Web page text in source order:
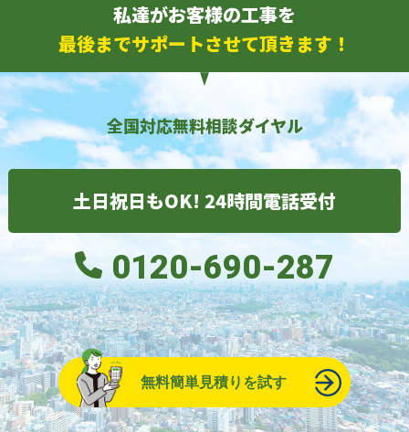
私達がお客様の工事を
最後までサポートさせて頂きます！
全国対応無料相談ダイヤル
土日祝日もOK! 24時間電話受付
0120-690-287
無料簡単見積りを試す